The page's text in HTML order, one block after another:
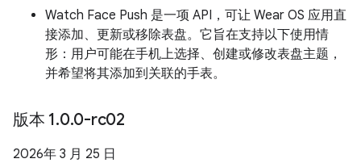
Watch Face Push 是一项 API，可让 Wear OS 应用直
接添加、更新或移除表盘。它旨在支持以下使用情
形：用户可能在手机上选择、创建或修改表盘主题，
并希望将其添加到关联的手表。
版本 1.0.0-rc02
2026年 3 月 25 日